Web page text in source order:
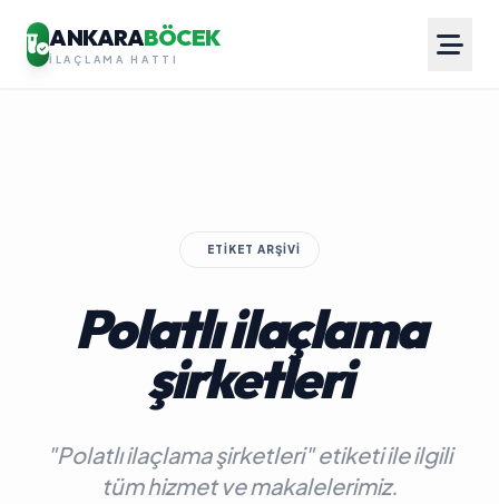
ANKARABÖCEK
İLAÇLAMA HATTI
ETIKET ARŞIVI
Polatlı ilaçlama
şirketleri
"Polatlı ilaçlama şirketleri" etiketi ile ilgili
tüm hizmet ve makalelerimiz.